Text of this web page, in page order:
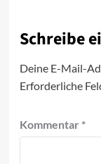
Schreibe
Deine E-Mail-
Erforderliche
Kommentar *